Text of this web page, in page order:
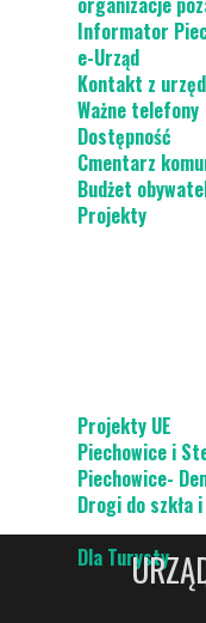
Informator
e-Urząd
Kontakt z
Ważne telefony
Dostępność
Cmentarz
Budżet
Projekty
Projekty UE
Piechowice i
Piechowice-
Drogi do szkła
Dla Turysty